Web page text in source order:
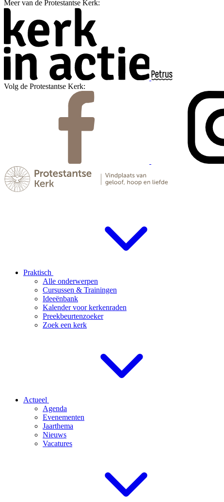
Meer van de Protestantse Kerk:
Volg de Protestantse Kerk:
Praktisch
Alle onderwerpen
Cursussen & Trainingen
Ideeënbank
Kalender voor kerkenraden
Preekbeurtenzoeker
Zoek een kerk
Actueel
Agenda
Evenementen
Jaarthema
Nieuws
Vacatures